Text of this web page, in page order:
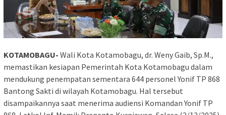
KOTAMOBAGU- Wali Kota Kotamobagu, dr. Weny Gaib, Sp.M.,
memastikan kesiapan Pemerintah Kota Kotamobagu dalam
mendukung penempatan sementara 644 personel Yonif TP 868
Bantong Sakti di wilayah Kotamobagu. Hal tersebut
disampaikannya saat menerima audiensi Komandan Yonif TP